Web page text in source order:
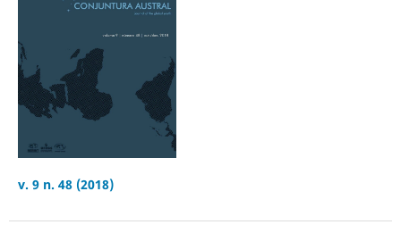
v. 9 n. 48 (2018)